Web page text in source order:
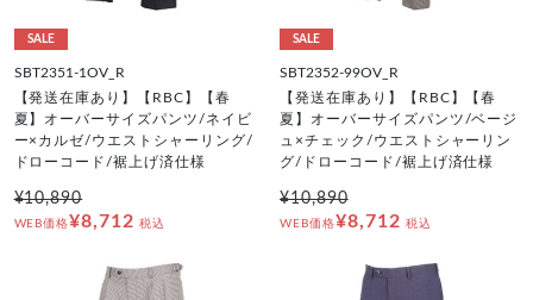
SALE
SBT2351-1OV_R
【発送在庫あり】【RBC】【春
夏】オーバーサイズパンツ/ネイビ
ー×カルゼ/ウエストシャーリング/
ドローコード/裾上げ済仕様
¥10,890
WEB価格¥8,712 税込
SALE
SBT2352-99OV_R
【発送在庫あり】【RBC】【春
夏】オーバーサイズパンツ/ベージ
ュ×チェック/ウエストシャーリン
グ/ドローコード/裾上げ済仕様
¥10,890
WEB価格¥8,712 税込